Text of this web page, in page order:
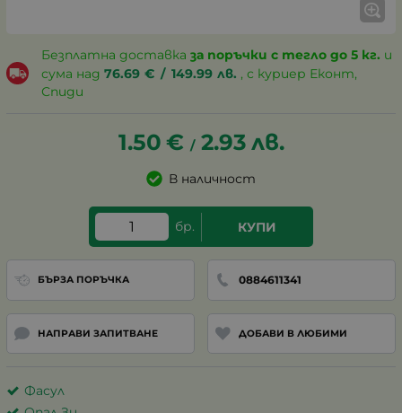
Безплатна доставка за поръчки с тегло до 5 кг. и
сума над 76.69 € / 149.99 лв. , с куриер Еконт,
Спиди
1.50 € / 2.93 лв.
В наличност
бр. КУПИ
БЪРЗА ПОРЪЧКА 0884611341
НАПРАВИ ЗАПИТВАНЕ ДОБАВИ В ЛЮБИМИ
Фасул